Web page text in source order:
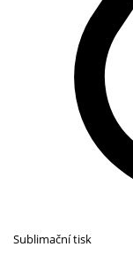
Sublimační tisk